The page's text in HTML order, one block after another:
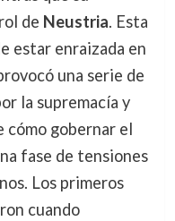
de Neustria. Esta
estar enraizada en
una serie de
la supremacía y
cómo gobernar el
fase de tensiones
Los primeros
cuando